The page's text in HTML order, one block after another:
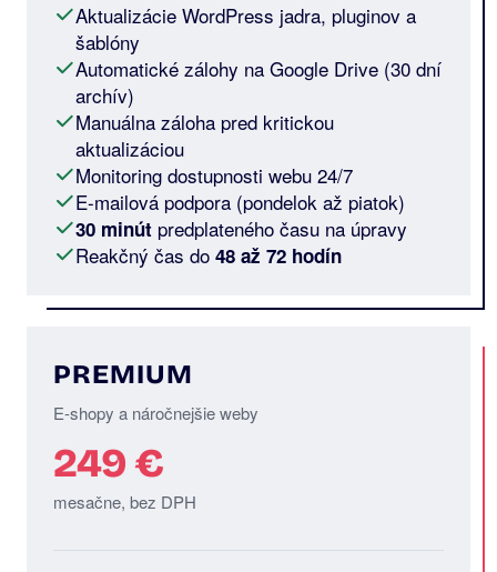
Aktualizácie WordPress jadra, pluginov a
šablóny
Automatické zálohy na Google Drive (30 dní
archív)
Manuálna záloha pred kritickou
aktualizáciou
Monitoring dostupnosti webu 24/7
E-mailová podpora (pondelok až piatok)
30 minút predplateného času na úpravy
Reakčný čas do 48 až 72 hodín
PREMIUM
E-shopy a náročnejšie weby
249 €
mesačne, bez DPH